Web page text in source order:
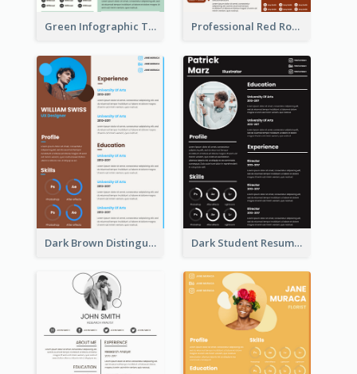
Green Infographic Teacher Resume Professional Red Rouge Resume
Dark Brown Distinguished Modern Resume Dark Student Resume